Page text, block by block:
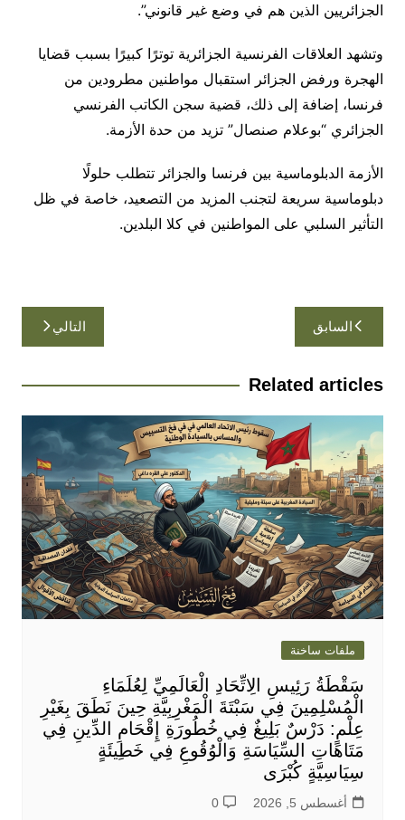
الجزائريين الذين هم في وضع غير قانوني”.
وتشهد العلاقات الفرنسية الجزائرية توترًا كبيرًا بسبب قضايا
الهجرة ورفض الجزائر استقبال مواطنين مطرودين من
فرنسا، إضافة إلى ذلك، قضية سجن الكاتب الفرنسي
الجزائري “بوعلام صنصال” تزيد من حدة الأزمة.
الأزمة الدبلوماسية بين فرنسا والجزائر تتطلب حلولًا
دبلوماسية سريعة لتجنب المزيد من التصعيد، خاصة في ظل
التأثير السلبي على المواطنين في كلا البلدين.
تصفّح
المقالات
السابق التالي
Related articles
ملفات ساخنة
سَقْطَةُ رَئِيسِ الِاتِّحَادِ الْعَالَمِيِّ لِعُلَمَاءِ
الْمُسْلِمِينَ فِي سَبْتَةَ الْمَغْرِبِيَّةِ حِينَ نَطَقَ بِغَيْرِ
عِلْمٍ: دَرْسٌ بَلِيغٌ فِي خُطُورَةِ إِقْحَامِ الدِّينِ فِي
مَتَاهَاتِ السِّيَاسَةِ وَالْوُقُوعِ فِي خَطِيئَةٍ
سِيَاسِيَّةٍ كُبْرَى
أغسطس 5, 2026 0